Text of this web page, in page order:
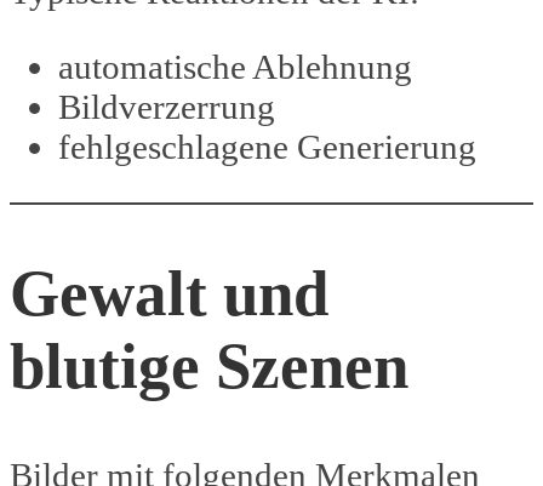
automatische Ablehnung
Bildverzerrung
fehlgeschlagene Generierung
Gewalt und
blutige Szenen
Bilder mit folgenden Merkmalen